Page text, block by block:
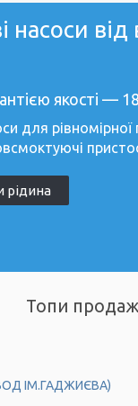
насоси
якості — 18
для
рідина
Топи
ІМ.ГАДЖИЄВА)